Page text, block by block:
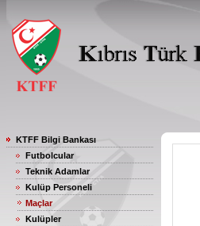
KTFF Bilgi Bankası
Futbolcular
Teknik Adamlar
Kulüp Personeli
Maçlar
Kulüpler